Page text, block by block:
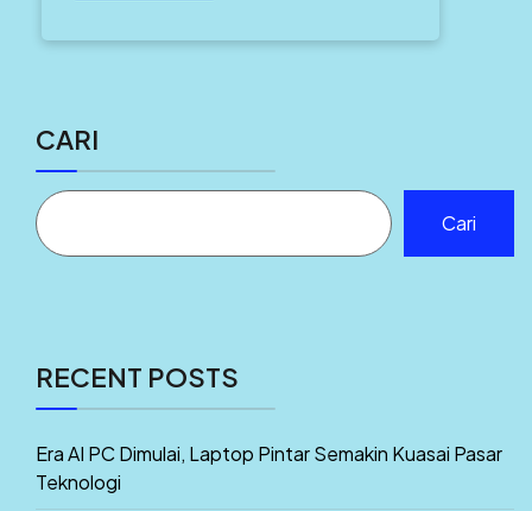
CARI
Cari
RECENT POSTS
Era AI PC Dimulai, Laptop Pintar Semakin Kuasai Pasar
Teknologi